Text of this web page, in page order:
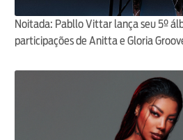
Noitada: Pabllo Vittar lança seu 5º
participações de Anitta e Gloria